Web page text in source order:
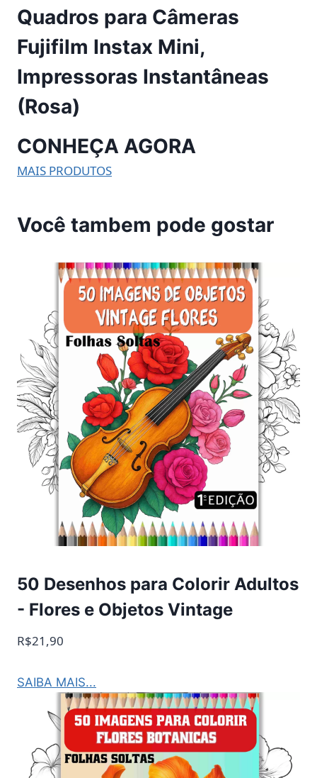
Quadros para Câmeras
Fujifilm Instax Mini,
Impressoras Instantâneas
(Rosa)
CONHEÇA AGORA
MAIS PRODUTOS
Você tambem pode gostar
50 Desenhos para Colorir Adultos
- Flores e Objetos Vintage
R$21,90
SAIBA MAIS...